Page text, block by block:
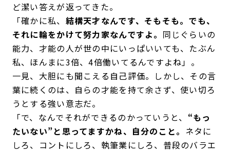
ど潔い答えが返ってきた。
「確かに私、 結構天才なんです、そもそも。でも、
それに輪をかけて努力家なんですよ。 同じぐらいの
能力、才能の人が世の中にいっぱいいても、たぶん
私、ほんまに3倍、4倍働いてるんですよね」。
一見、大胆にも聞こえる自己評価。しかし、その言
葉に続くのは、自らの才能を持て余さず、使い切ろ
うとする強い意志だ。
「で、なんでそれができるのかっていうと、 “もっ
たいない”と思ってますかね、自分のこと。 ネタに
しろ、コントにしろ、執筆業にしろ、普段のバラエ